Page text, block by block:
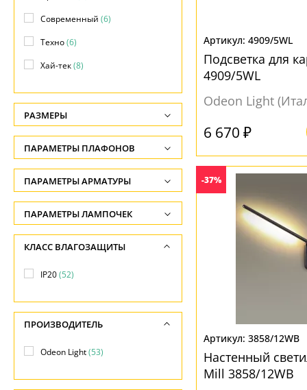
4909/5WL
Подсветка для
4909/5WL
Odeon Light
6 670 ₽
-37%
3858/12WB
Настенный
Mill 3858/12WB
Современный (6)
Техно(6)
Хай-тек(8)
РАЗМЕРЫ
Высота, см
-
Глубина, см
-
Ширина, см
-
Длина, см
ПАРАМЕТРЫ ПЛАФОНОВ
ФОРМА ПЛАФОНА
Декоративный(2)
Цилиндр(15)
ПОВЕРХНОСТЬ
НАПРАВЛЕНИЕ
ПАРАМЕТРЫ АРМАТУРЫ
ЦВЕТ АРМАТУРЫ
Белый(4)
Золото(4)
Золотой(4)
Коричневый(1)
ПАРАМЕТРЫ ЛАМПОЧЕК
Количество ламп
-
Общая мощность ламп
-
Напряжение
-
КЛАСС ВЛАГОЗАЩИТЫ
IP20(52)
ПРОИЗВОДИТЕЛЬ
Odeon Light(53)